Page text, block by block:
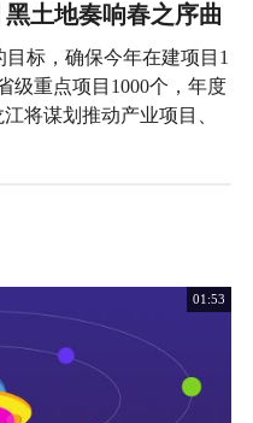
土地奏响春之序曲
目标，确保今年在建项目1
级重点项目1000个，年度
将谋划推动产业项目、
01:53